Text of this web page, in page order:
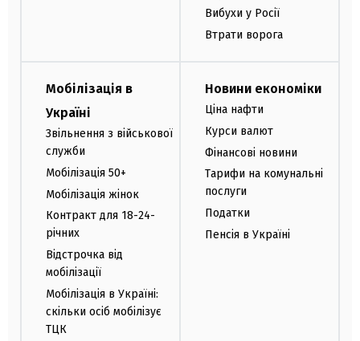
Вибухи у Росії
Втрати ворога
Мобілізація в
Україні
Звільнення з військової
служби
Мобілізація 50+
Мобілізація жінок
Контракт для 18-24-
річних
Відстрочка від
мобілізації
Мобілізація в Україні:
скільки осіб мобілізує
ТЦК
Новини економіки
Ціна нафти
Курси валют
Фінансові новини
Тарифи на комунальні
послуги
Податки
Пенсія в Україні